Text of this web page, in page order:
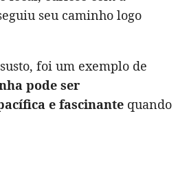
seu caminho logo
foi um exemplo de
pode ser
e fascinante quando